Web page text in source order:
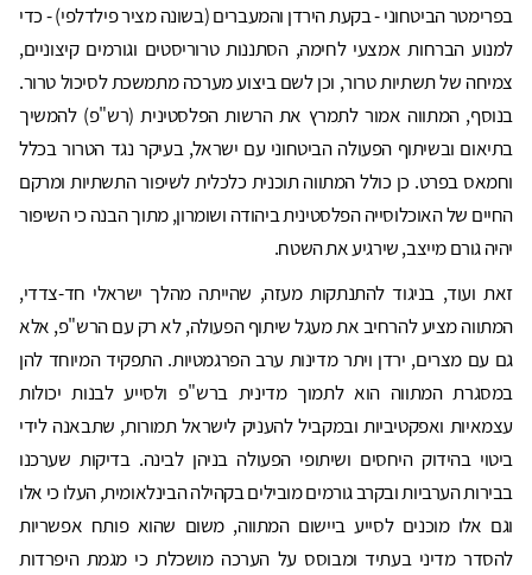
בפרימטר הביטחוני - בקעת הירדן והמעברים (בשונה מציר פילדלפי) - כדי
למנוע הברחות אמצעי לחימה, הסתננות טרוריסטים וגורמים קיצוניים,
צמיחה של תשתיות טרור, וכן לשם ביצוע מערכה מתמשכת לסיכול טרור.
בנוסף, המתווה אמור לתמרץ את הרשות הפלסטינית (רש"פ) להמשיך
בתיאום ובשיתוף הפעולה הביטחוני עם ישראל, בעיקר נגד הטרור בכלל
וחמאס בפרט. כן כולל המתווה תוכנית כלכלית לשיפור התשתיות ומרקם
החיים של האוכלוסייה הפלסטינית ביהודה ושומרון, מתוך הבנה כי השיפור
יהיה גורם מייצב, שירגיע את השטח.
זאת ועוד, בניגוד להתנתקות מעזה, שהייתה מהלך ישראלי חד-צדדי,
המתווה מציע להרחיב את מעגל שיתוף הפעולה, לא רק עם הרש"פ, אלא
גם עם מצרים, ירדן ויתר מדינות ערב הפרגמטיות. התפקיד המיוחד להן
במסגרת המתווה הוא לתמוך מדינית ברש"פ ולסייע לבנות יכולות
עצמאיות ואפקטיביות ובמקביל להעניק לישראל תמורות, שתבאנה לידי
ביטוי בהידוק היחסים ושיתופי הפעולה בניהן לבינה. בדיקות שערכנו
בבירות הערביות ובקרב גורמים מובילים בקהילה הבינלאומית, העלו כי אלו
וגם אלו מוכנים לסייע ביישום המתווה, משום שהוא פותח אפשריות
להסדר מדיני בעתיד ומבוסס על הערכה מושכלת כי מגמת היפרדות